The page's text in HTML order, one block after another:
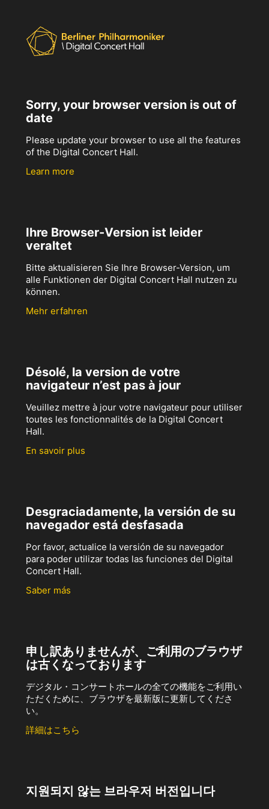
Sorry, your browser version is out of
date
Please update your browser to use all the features
of the Digital Concert Hall.
Learn more
Ihre Browser-Version ist leider
veraltet
Bitte aktualisieren Sie Ihre Browser-Version, um
alle Funktionen der Digital Concert Hall nutzen zu
können.
Mehr erfahren
Désolé, la version de votre
navigateur n’est pas à jour
Veuillez mettre à jour votre navigateur pour utiliser
toutes les fonctionnalités de la Digital Concert
Hall.
En savoir plus
Desgraciadamente, la versión de su
navegador está desfasada
Por favor, actualice la versión de su navegador
para poder utilizar todas las funciones del Digital
Concert Hall.
Saber más
申し訳ありませんが、ご利用のブラウザ
は古くなっております
デジタル・コンサートホールの全ての機能をご利用い
ただくために、ブラウザを最新版に更新してくださ
い。
詳細はこちら
지원되지 않는 브라우저 버전입니다